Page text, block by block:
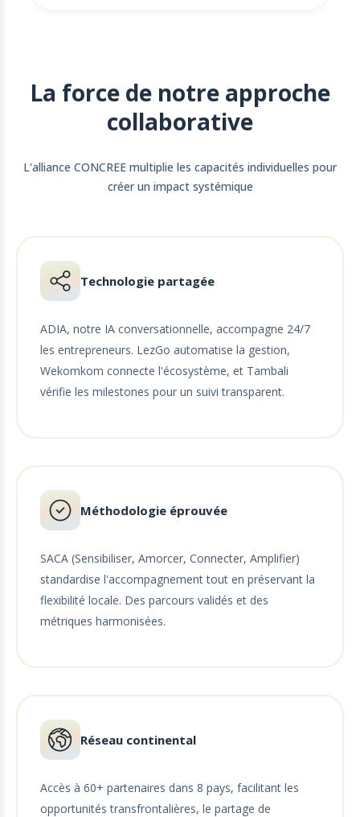
La force de notre approche
collaborative
L'alliance CONCREE multiplie les capacités individuelles pour
créer un impact systémique
Technologie partagée
ADIA, notre IA conversationnelle, accompagne 24/7
les entrepreneurs. LezGo automatise la gestion,
Wekomkom connecte l'écosystème, et Tambali
vérifie les milestones pour un suivi transparent.
Méthodologie éprouvée
SACA (Sensibiliser, Amorcer, Connecter, Amplifier)
standardise l'accompagnement tout en préservant la
flexibilité locale. Des parcours validés et des
métriques harmonisées.
Réseau continental
Accès à 60+ partenaires dans 8 pays, facilitant les
opportunités transfrontalières, le partage de